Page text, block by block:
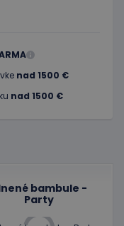
nad 1500 €
nad 1500 €
bambule -
Party